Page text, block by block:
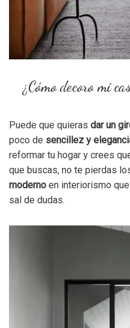
¿Cómo decoro mi
Puede que quieras dar un
poco de sencillez y
reformar tu hogar y crees
que buscas, no te pierdas
moderno en interiorismo
sal de dudas.